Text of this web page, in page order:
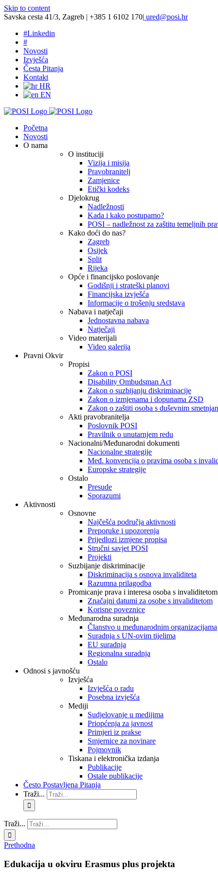
Skip to content
Savska cesta 41/3, Zagreb | +385 1 6102 170| ured@posi.hr
#Linkedin
#
Novosti
Izvješća
Česta Pitanja
Kontakt
HR
EN
Početna
Novosti
O nama
O instituciji
Vizija i misija
Pravobranitelj
Zamjenice
Etički kodeks
Djelokrug
Nadležnosti
Kada i kako postupamo?
POSI – nadležnost za zaštitu temeljnih
Kako doći do nas?
Zagreb
Osijek
Split
Rijeka
Opće i financijsko poslovanje
Godišnji i strateški planovi
Financijska izvješća
Informacije o trošenju sredstava
Nabava i natječaji
Jednostavna nabava
Natječaji
Video materijali
Video galerija
Pravni Okvir
Propisi
Zakon o POSI
Disability Ombudsman Act
Zakon o suzbijanju diskriminacije
Zakon o izmjenama i dopunama ZSD
Zakon o zaštiti osoba s duševnim
Akti pravobranitelja
Poslovnik POSI
Pravilnik o unutarnjem redu
Nacionalni/Međunarodni dokumenti
Nacionalne strategije
Međ. konvencija o pravima osoba s
Europske strategije
Ostalo
Presude
Sporazumi
Aktivnosti
Osnovne
Najčešća područja aktivnosti
Preporuke i upozorenja
Prijedlozi izmjene propisa
Stručni savjet POSI
Projekti
Suzbijanje diskriminacije
Diskriminacija s osnova invaliditeta
Razumna prilagodba
Promicanje prava i interesa osoba s invaliditetom
Značajni datumi za osobe s invaliditetom
Korisne poveznice
Međunarodna suradnja
Članstvo u međunarodnim organizacijama
Suradnja s UN-ovim tijelima
EU suradnja
Regionalna suradnja
Ostalo
Odnosi s javnošću
Izvješća
Izvješća o radu
Posebna izvješća
Mediji
Sudjelovanje u medijima
Priopćenja za javnost
Primjeri iz prakse
Smjernice za novinare
Pojmovnik
Tiskana i elektronička izdanja
Publikacije
Ostale publikacije
Često Postavljena Pitanja
Traži...
Traži...
Prethodna
Edukacija u okviru Erasmus plus projekta